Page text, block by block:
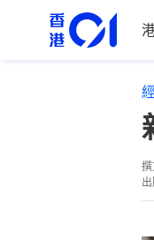
撰
出